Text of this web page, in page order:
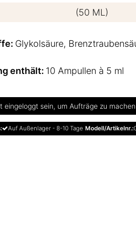
(50 ML)
Glykolsäure,
enthält: 10 Ampullen à 5 ml
eingeloggt sein, um Aufträge zu machen
Auf Außenlager - 8-10 Tage Modell/Artikelnr.: